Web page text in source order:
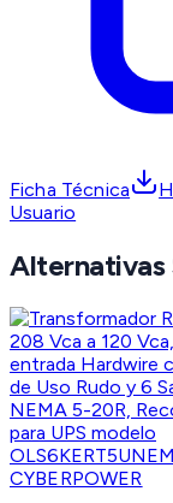
Ficha Técnica
Usuario
Alternativas
CYBERPOWER